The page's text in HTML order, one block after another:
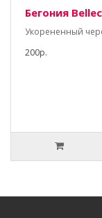
Бегония
Укорененный
200р.